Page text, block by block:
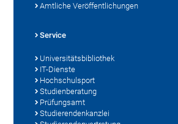
Amtliche Veröffentlichungen
Service
Universitätsbibliothek
IT-Dienste
Hochschulsport
Studienberatung
Prüfungsamt
Studierendenkanzlei